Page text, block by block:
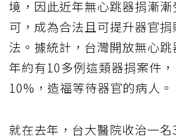
境，因此近年無心跳器捐漸漸
可，成為合法且可提升器官
法。據統計，台灣開放無心
年約有10多例這類器捐案件
10%，造福等待器官的病人。
就在去年，台大醫院收治一